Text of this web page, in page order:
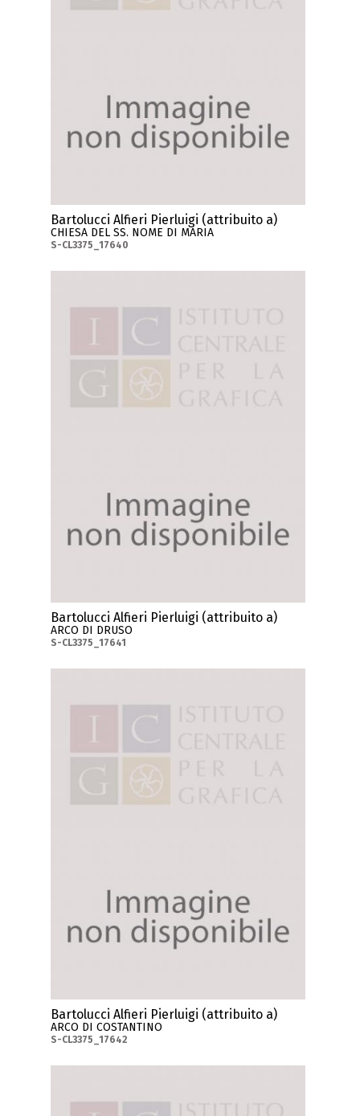
Bartolucci Alfieri Pierluigi (attribuito a)
CHIESA DEL SS. NOME DI MARIA
S-CL3375_17640
Bartolucci Alfieri Pierluigi (attribuito a)
ARCO DI DRUSO
S-CL3375_17641
Bartolucci Alfieri Pierluigi (attribuito a)
ARCO DI COSTANTINO
S-CL3375_17642